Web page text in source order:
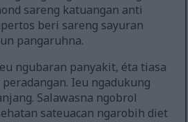
sareng katuangan anti
beri sareng sayuran
pangaruhna.
ngubaran panyakit, éta tiasa
Ieu ngadukung
Salawasna ngobrol
sateuacan ngarobih diet